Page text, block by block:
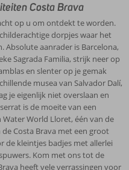
Costa Brava
op u om ontdekt te worden.
dorpjes waar het
Absolute aanrader is Barcelona,
Sagrada Familia, strijk neer op
en slenter op je gemak
musea van Salvador Dalí,
je eigenlijk niet overslaan en
is de moeite van een
World Lloret, één van de
Costa Brava met een groot
de kleintjes badjes met allerlei
Kom met ons tot de
heeft vele verrassingen voor